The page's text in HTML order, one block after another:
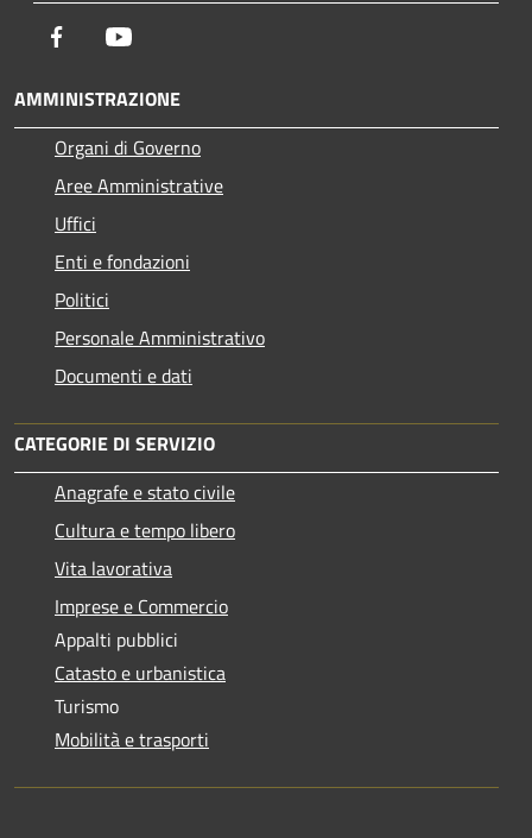
Facebook
AMMINISTRAZIONE
Organi di Governo
Aree Amministrative
Uffici
Enti e fondazioni
Politici
Personale Amministrativo
Documenti e dati
CATEGORIE DI SERVIZIO
Anagrafe e stato civile
Cultura e tempo libero
Vita lavorativa
Imprese e Commercio
Appalti pubblici
Catasto e urbanistica
Turismo
Mobilità e trasporti